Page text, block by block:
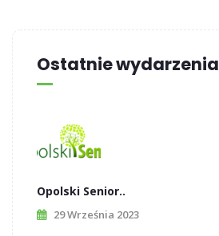
Ostatnie wydarzenia
Opolski Senior..
29 Września 2023